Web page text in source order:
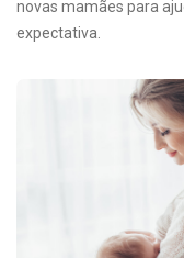
novas mamães para
expectativa.